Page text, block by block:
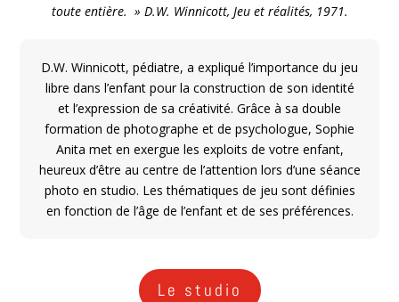
toute entière. » D.W. Winnicott, Jeu et réalités, 1971.
D.W. Winnicott, pédiatre, a expliqué l’importance du jeu
libre dans l’enfant pour la construction de son identité
et l’expression de sa créativité. Grâce à sa double
formation de photographe et de psychologue, Sophie
Anita met en exergue les exploits de votre enfant,
heureux d’être au centre de l’attention lors d’une séance
photo en studio. Les thématiques de jeu sont définies
en fonction de l’âge de l’enfant et de ses préférences.
Le studio